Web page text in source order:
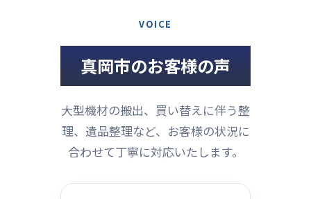
VOICE
真岡市のお客様の声
大型機材の搬出、買い替えに伴う整
理、遺品整理など、お客様の状況に
合わせて丁寧に対応いたします。